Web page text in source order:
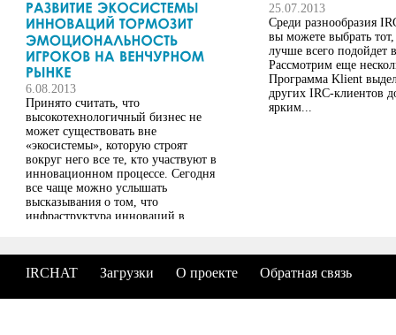
6.08.2013
Принято считать, что
высокотехнологичный бизнес не
может существовать вне
«экосистемы», которую строят
вокруг него все те, кто участвуют в
инновационном процессе. Сегодня
все чаще можно услышать
высказывания о том, что
инфраструктура инноваций в
инновационные менеджеры,
инвесторы, технопарки и
единого сообщества. О том,
25.07.2013
Среди разнообразия
вы можете выбрать
лучше всего подойдет
Рассмотрим еще
Программа Klient
других IRC-клиентов
ярким...
IRCHAT Загрузки О проекте Обратная связь